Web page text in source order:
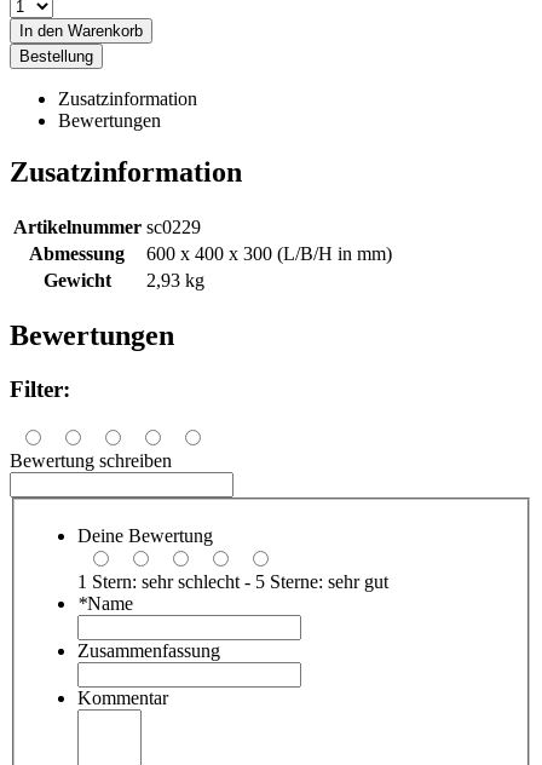
In den Warenkorb
Bestellung
Zusatzinformation
Bewertungen
Zusatzinformation
Artikelnummer sc0229
Abmessung
600 x 400 x 300 (L/B/H in mm)
Gewicht
2,93 kg
Bewertungen
Filter:
Bewertung schreiben
Deine Bewertung
1 Stern: sehr schlecht - 5 Sterne: sehr gut
*Name
Zusammenfassung
Kommentar